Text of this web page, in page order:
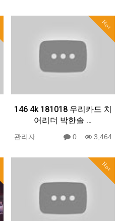
Hot
146 4k 181018 우리카드 치
어리더 박한솔 …
관리자 0 3,464
Hot